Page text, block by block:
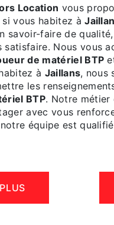
Location vous
si vous habitez à
savoir-faire de
satisfaire. Nous vous
de matériel BTP
à Jaillans, nous
les
BTP. Notre
avec vous
équipe est